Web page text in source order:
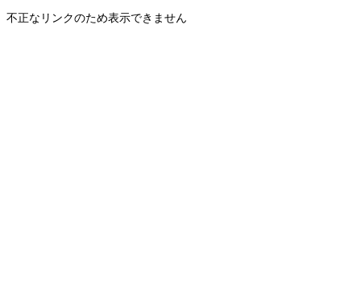
不正なリンクのため表示できません